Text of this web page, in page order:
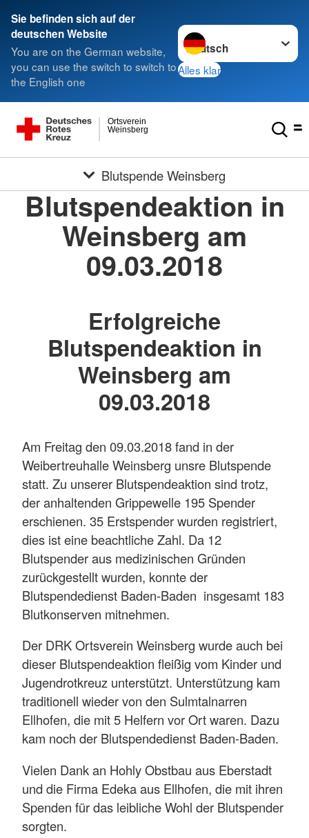
Sie befinden sich auf der
deutschen Website
You are on the German website,
you can use the switch to switch to
the English one
Sprache wechseln zu
Alles klar
Weinsberg
Ortsverein
Blutspende Weinsberg
Blutspendeaktion in
Weinsberg am
09.03.2018
Erfolgreiche
Blutspendeaktion in
Weinsberg am
09.03.2018
Am Freitag den 09.03.2018 fand in der
Weibertreuhalle Weinsberg unsre Blutspende
statt. Zu unserer Blutspendeaktion sind trotz,
der anhaltenden Grippewelle 195 Spender
erschienen. 35 Erstspender wurden registriert,
dies ist eine beachtliche Zahl. Da 12
Blutspender aus medizinischen Gründen
zurückgestellt wurden, konnte der
Blutspendedienst Baden-Baden insgesamt 183
Blutkonserven mitnehmen.
Der DRK Ortsverein Weinsberg wurde auch bei
dieser Blutspendeaktion fleißig vom Kinder und
Jugendrotkreuz unterstützt. Unterstützung kam
traditionell wieder von den Sulmtalnarren
Ellhofen, die mit 5 Helfern vor Ort waren. Dazu
kam noch der Blutspendedienst Baden-Baden.
Vielen Dank an Hohly Obstbau aus Eberstadt
und die Firma Edeka aus Ellhofen, die mit ihren
Spenden für das leibliche Wohl der Blutspender
sorgten.